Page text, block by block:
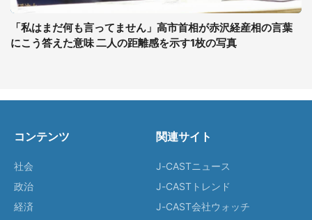
「私はまだ何も言ってません」高市首相が赤沢経産相の言葉
にこう答えた意味 二人の距離感を示す1枚の写真
コンテンツ
社会
政治
経済
関連サイト
J-CASTニュース
J-CASTトレンド
J-CAST会社ウォッチ